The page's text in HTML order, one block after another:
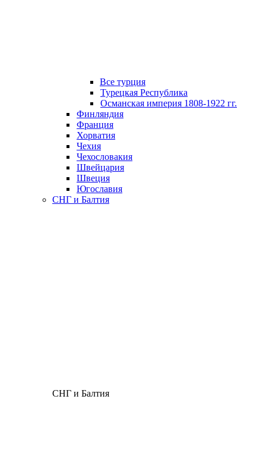
Все турция
Турецкая Республика
Османская империя 1808-1922 гг.
Финляндия
Франция
Хорватия
Чехия
Чехословакия
Швейцария
Швеция
Югославия
СНГ и Балтия
СНГ и Балтия